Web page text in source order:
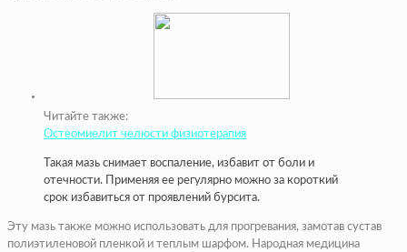
Читайте также:
Остеомиелит челюсти физиотерапия
Такая мазь снимает воспаление, избавит от боли и
отечности. Применяя ее регулярно можно за короткий
срок избавиться от проявлений бурсита.
Эту мазь также можно использовать для прогревания, замотав сустав
полиэтиленовой пленкой и теплым шарфом. Народная медицина